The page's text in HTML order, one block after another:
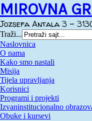
MIROVNA
Jozsefa Antala 3 -
Traži...
Naslovnica
O nama
Kako smo nastali
Misija
Tijela upravljanja
Korisnici
Programi i projekti
Izvaninstitucionalno
Obuke i kursevi